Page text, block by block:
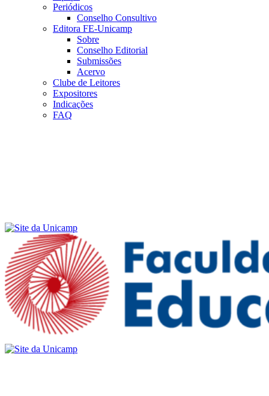
Periódicos
Conselho Consultivo
Editora FE-Unicamp
Sobre
Conselho Editorial
Submissões
Acervo
Clube de Leitores
Expositores
Indicações
FAQ